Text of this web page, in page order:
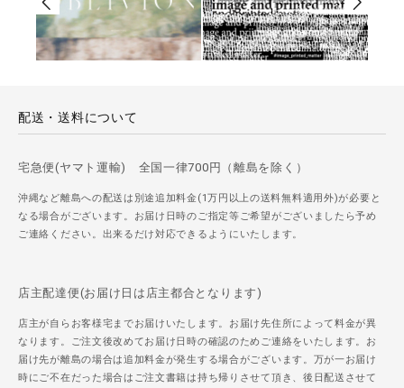
配送・送料について
宅急便(ヤマト運輸) 全国一律700円（離島を除く）
沖縄など離島への配送は別途追加料金(1万円以上の送料無料適用外)が必要と
なる場合がございます。お届け日時のご指定等ご希望がございましたら予め
ご連絡ください。出来るだけ対応できるようにいたします。
店主配達便(お届け日は店主都合となります)
店主が自らお客様宅までお届けいたします。お届け先住所によって料金が異
なります。ご注文後改めてお届け日時の確認のためご連絡をいたします。お
届け先が離島の場合は追加料金が発生する場合がございます。万が一お届け
時にご不在だった場合はご注文書籍は持ち帰りさせて頂き、後日配送させて